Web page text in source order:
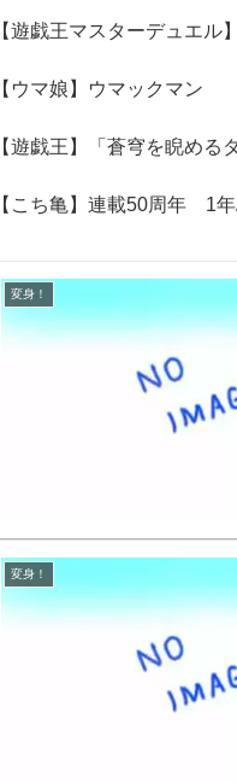
★【ワートリ】2周目も全員でや
Powered by livedoor 相互
【遊戯王マスターデュエル
【ウマ娘】ウマックマン
【遊戯王】「蒼穹を睨める
【こち亀】連載50周年 1
変身！
変身！